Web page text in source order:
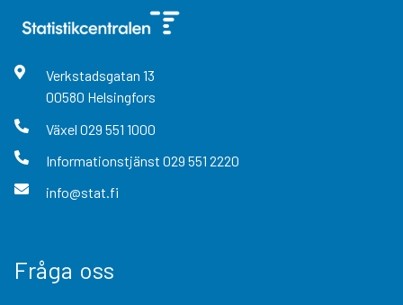
Verkstadsgatan 13
00580 Helsingfors
Växel 029 551 1000
Informationstjänst 029 551 2220
info@stat.fi
Fråga oss